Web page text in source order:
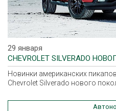
29 января
CHEVROLET SILVERADO
Новинки американских
Chevrolet Silverado нового